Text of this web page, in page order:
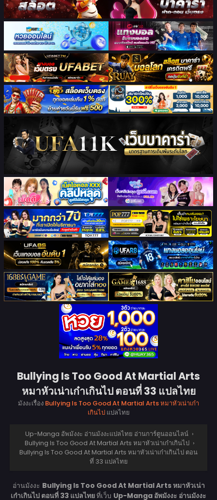
Bullying Is Too Good At Martial Arts
หมาหัวเน่าเก๋าเกินไป ตอนที่ 33 แปลไทย
มังงะเรื่อง Bullying Is Too Good At Martial Arts หมาหัวเน่าเก๋า
เกินไปแปลไทย
Up-Manga อัพมังงะ อ่านมังงะแปลไทย อ่านการ์ตูนออนไลน์ ›
Bullying Is Too Good At Martial Arts หมาหัวเน่าเก๋าเกินไป ›
Bullying Is Too Good At Martial Arts หมาหัวเน่าเก๋าเกินไป ตอน
ที่ 33 แปลไทย
อ่านมังงะ Bullying Is Too Good At Martial Arts หมาหัวเน่า
เก๋าเกินไป ตอนที่ 33 แปลไทยที่เว็บ Up-Manga อัพมังงะ อ่านมังงะ